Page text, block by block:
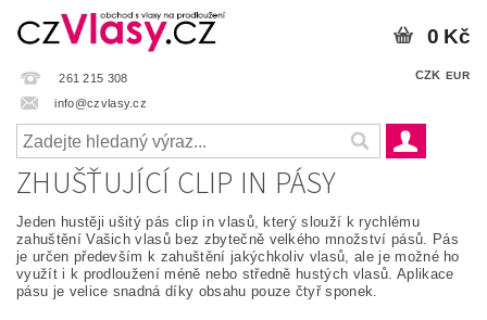
261 215 308
info@czvlasy.cz
CZK EUR
0 Kč
ZHUŠŤUJÍCÍ CLIP IN PÁSY
Jeden hustěji ušitý pás clip in vlasů, který slouží k rychlému
zahuštění Vašich vlasů bez zbytečně velkého množství pásů. Pás
je určen především k zahuštění jakýchkoliv vlasů, ale je možné ho
využít i k prodloužení méně nebo středně hustých vlasů. Aplikace
pásu je velice snadná díky obsahu pouze čtyř sponek.